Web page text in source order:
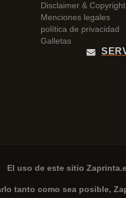
Disclaimer & Copyright
Menciones legales
política de privacidad
Galletas
El uso de este sitio
tanto como sea posible,